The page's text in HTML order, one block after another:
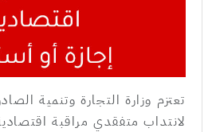
تعتزم وزارة التجارة وتنمية
لانتداب متفقدي مراقبة